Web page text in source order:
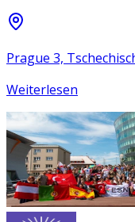
Prague 3,
Weiterlesen